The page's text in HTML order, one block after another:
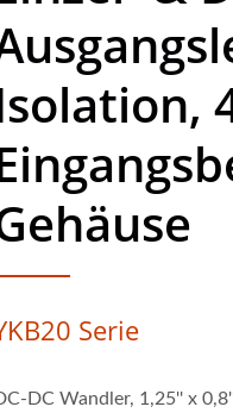
Serie
DC Wandler, 1,25'' x